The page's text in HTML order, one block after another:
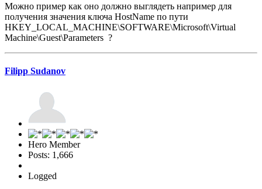
Можно пример как оно должно выглядеть например для
получения значения ключа HostName по пути
HKEY_LOCAL_MACHINE\SOFTWARE\Microsoft\Virtual
Machine\Guest\Parameters ?
Filipp Sudanov
Hero Member
Posts: 1,666
Logged